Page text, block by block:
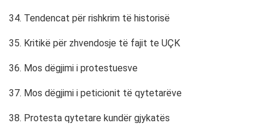
34. Tendencat për rishkrim të historisë
35. Kritikë për zhvendosje të fajit te UÇK
36. Mos dëgjimi i protestuesve
37. Mos dëgjimi i peticionit të qytetarëve
38. Protesta qytetare kundër gjykatës